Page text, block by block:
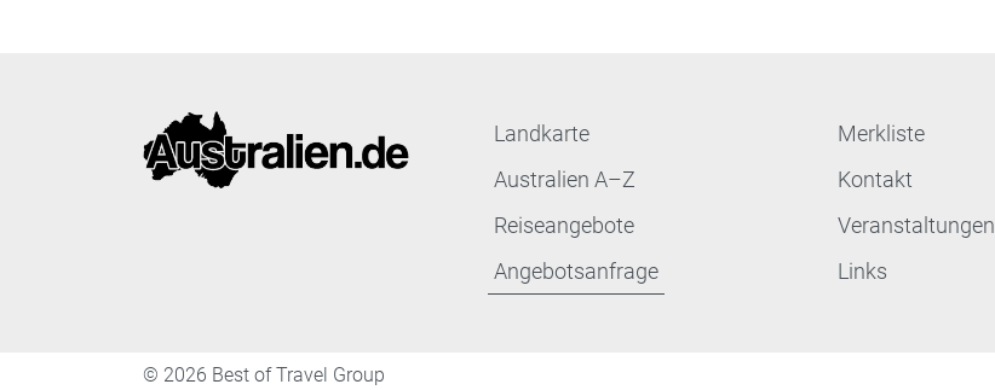
Landkarte
Australien A–Z
Reiseangebote
Angebotsanfrage
Merkliste
Kontakt
Veranstaltungen
Links
© 2026 Best of Travel Group